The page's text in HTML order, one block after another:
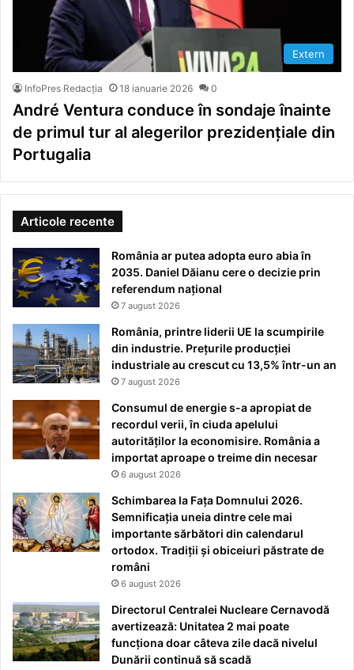
Extern
InfoPres Redacția 18 ianuarie 2026 0
André Ventura conduce în sondaje înainte
de primul tur al alegerilor prezidențiale din
Portugalia
Articole recente
România ar putea adopta euro abia în
2035. Daniel Dăianu cere o decizie prin
referendum național
7 august 2026
România, printre liderii UE la scumpirile
din industrie. Prețurile producției
industriale au crescut cu 13,5% într-un an
7 august 2026
Consumul de energie s-a apropiat de
recordul verii, în ciuda apelului
autorităților la economisire. România a
importat aproape o treime din necesar
6 august 2026
Schimbarea la Fața Domnului 2026.
Semnificația uneia dintre cele mai
importante sărbători din calendarul
ortodox. Tradiții și obiceiuri păstrate de
români
6 august 2026
Directorul Centralei Nucleare Cernavodă
avertizează: Unitatea 2 mai poate
funcționa doar câteva zile dacă nivelul
Dunării continuă să scadă